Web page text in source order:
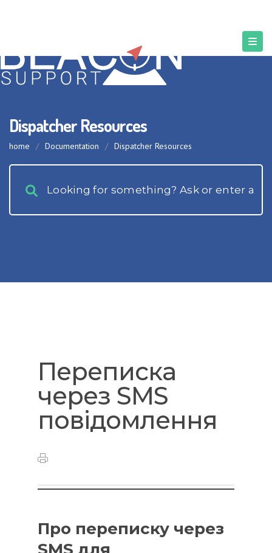
Dispatcher Resources
home / Documentation / Dispatcher Resources
Переписка
через SMS
повідомлення
Про переписку через